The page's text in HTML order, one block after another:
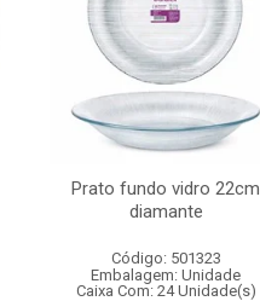
Prato fundo vidro 22cm
diamante
Código: 501323
Embalagem: Unidade
Caixa Com: 24 Unidade(s)